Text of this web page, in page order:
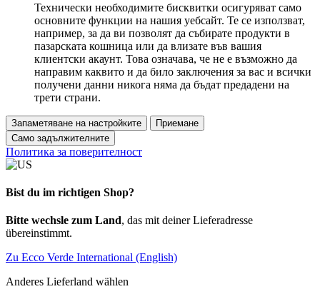
Технически необходимите бисквитки осигуряват само
основните функции на нашия уебсайт. Те се използват,
например, за да ви позволят да събирате продукти в
пазарската кошница или да влизате във вашия
клиентски акаунт. Това означава, че не е възможно да
направим каквито и да било заключения за вас и всички
получени данни никога няма да бъдат предадени на
трети страни.
Запаметяване на настройките
Приемане
Само задължителните
Политика за поверителност
Bist du im richtigen Shop?
Bitte wechsle zum Land, das mit deiner Lieferadresse
übereinstimmt.
Zu Ecco Verde International (English)
Anderes Lieferland wählen